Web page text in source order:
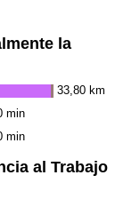
la
33,80 km
min
min
al Trabajo